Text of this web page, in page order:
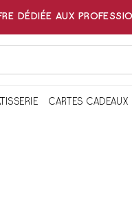
DÉDIÉE AUX
CARTES CADEAUX